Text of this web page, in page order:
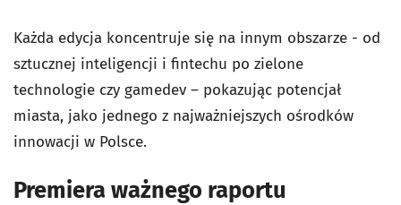
Każda edycja koncentruje się na innym obszarze - od
sztucznej inteligencji i fintechu po zielone
technologie czy gamedev – pokazując potencjał
miasta, jako jednego z najważniejszych ośrodków
innowacji w Polsce.
Premiera ważnego raportu